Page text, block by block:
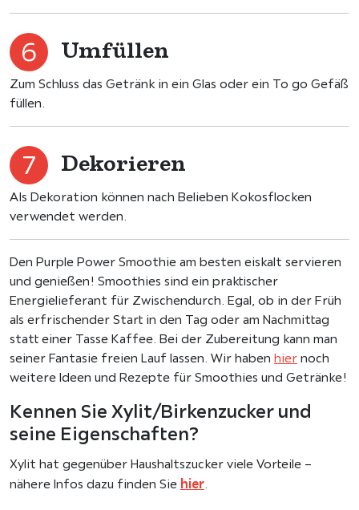
Umfüllen
Zum Schluss das Getränk in ein Glas oder ein To go Gefäß
füllen.
Dekorieren
Als Dekoration können nach Belieben Kokosflocken
verwendet werden.
Den Purple Power Smoothie am besten eiskalt servieren
und genießen! Smoothies sind ein praktischer
Energielieferant für Zwischendurch. Egal, ob in der Früh
als erfrischender Start in den Tag oder am Nachmittag
statt einer Tasse Kaffee. Bei der Zubereitung kann man
seiner Fantasie freien Lauf lassen. Wir haben hier noch
weitere Ideen und Rezepte für Smoothies und Getränke!
Kennen Sie Xylit/Birkenzucker und
seine Eigenschaften?
Xylit hat gegenüber Haushaltszucker viele Vorteile –
nähere Infos dazu finden Sie hier.